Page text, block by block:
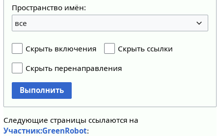
Пространство имён:
все
Скрыть включения
Скрыть ссылки
Скрыть перенаправления
Выполнить
Следующие страницы ссылаются на
Участник:GreenRobot: